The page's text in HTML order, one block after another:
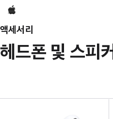
Apple
액세서리
헤드폰 및 스피커